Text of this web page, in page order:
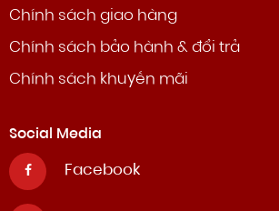
Chính sách giao hàng
Chính sách bảo hành & đổi trả
Chính sách khuyến mãi
Social Media
Facebook